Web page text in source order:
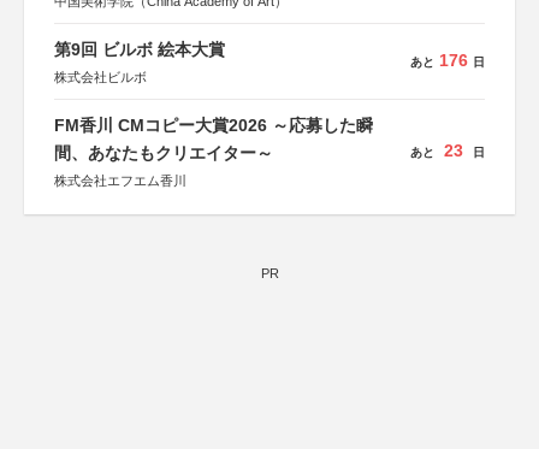
第9回 ビルボ 絵本大賞
株式会社ビルボ
あと 176 日
FM香川 CMコピー大賞2026 ～応募した瞬
間、あなたもクリエイター～
株式会社エフエム香川
あと 23 日
PR